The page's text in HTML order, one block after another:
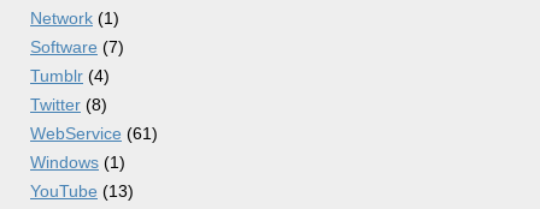
Network (1)
Software (7)
Tumblr (4)
Twitter (8)
WebService (61)
Windows (1)
YouTube (13)